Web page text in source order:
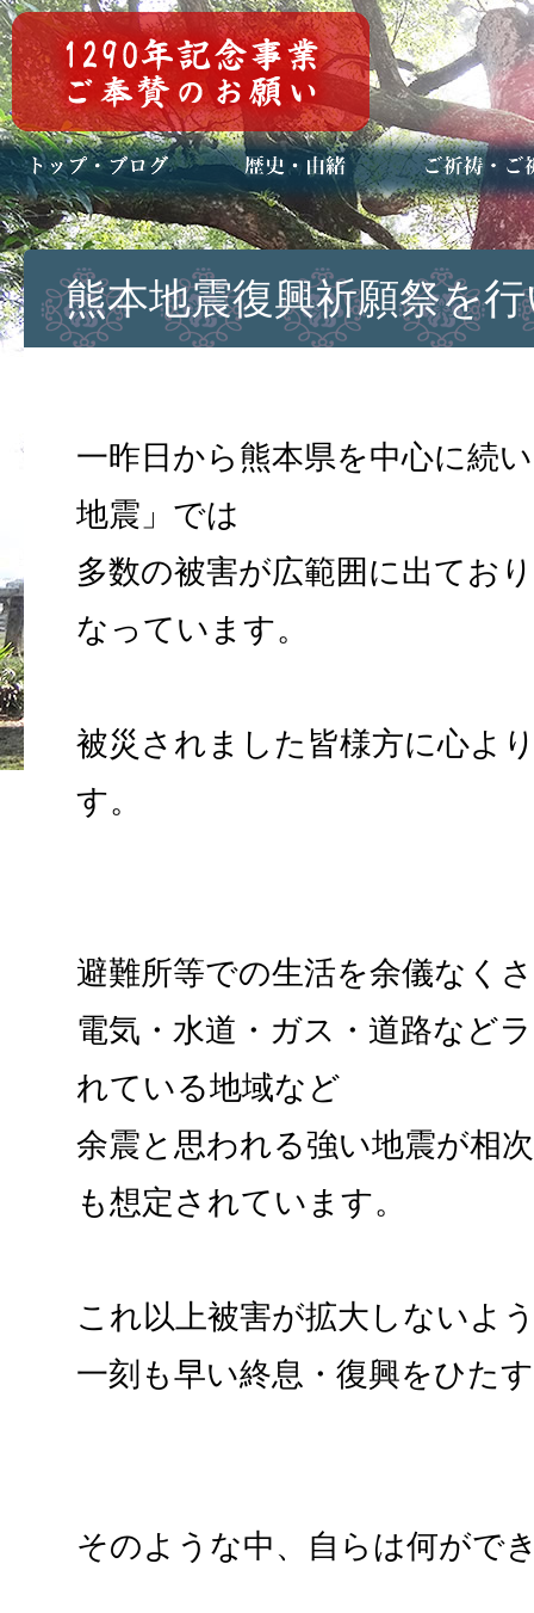
トップページ
ブログ(日々八百万)
お知らせ一覧 歴史・ご祭神
年中行事
メディア掲載 ご祈祷・ご祈
安産祈願
初宮参り
七五三詣
長寿のお祝い
神前結婚式
厄祓い・方位
車のお祓い
地鎮祭
神葬祭（神式
熊本地震復興祈願祭を
一昨日から熊本県を中心に続
地震」では
多数の被害が広範囲に出てお
なっています。
被災されました皆様方に心よ
す。
避難所等での生活を余儀なく
電気・水道・ガス・道路など
れている地域など
余震と思われる強い地震が相
も想定されています。
これ以上被害が拡大しないよ
一刻も早い終息・復興をひた
そのような中、自らは何がで